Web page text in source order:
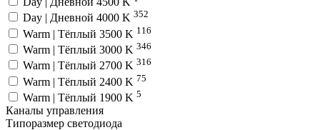
Day | Дневной 4000 K 352
Warm | Тёплый 3500 K 116
Warm | Тёплый 3000 K 346
Warm | Тёплый 2700 K 316
Warm | Тёплый 2400 K 75
Warm | Тёплый 1900 K 5
Каналы управления
Типоразмер светодиода